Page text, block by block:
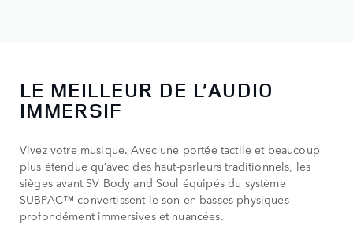
LE MEILLEUR DE L’AUDIO
IMMERSIF
Vivez votre musique. Avec une portée tactile et beaucoup
plus étendue qu’avec des haut-parleurs traditionnels, les
sièges avant SV Body and Soul équipés du système
SUBPAC™ convertissent le son en basses physiques
profondément immersives et nuancées.